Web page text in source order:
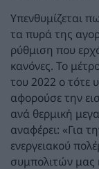
Υπενθυμίζεται
τα πυρά της
ρύθμιση που
κανόνες. Το
του 2022 ο τότε
αφορούσε την
ανά θερμική
αναφέρει: «Για
ενεργειακού
συμπολιτών μας